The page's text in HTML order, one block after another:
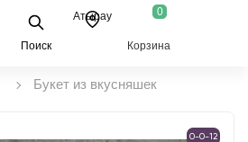
Поиск
Атырау 0
Корзина
Букет из вкусняшек
0-0-12